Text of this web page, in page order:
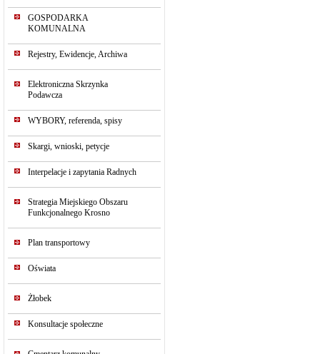
GOSPODARKA
KOMUNALNA
Rejestry, Ewidencje, Archiwa
Elektroniczna Skrzynka
Podawcza
WYBORY, referenda, spisy
Skargi, wnioski, petycje
Interpelacje i zapytania Radnych
Strategia Miejskiego Obszaru
Funkcjonalnego Krosno
Plan transportowy
Oświata
Żłobek
Konsultacje społeczne